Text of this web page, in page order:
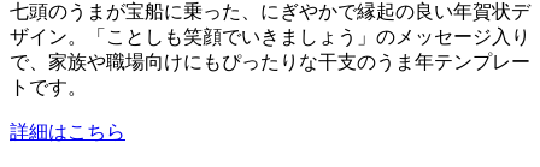
七頭のうまが宝船に乗った、にぎやかで縁起の良い年賀状デ
ザイン。「ことしも笑顔でいきましょう」のメッセージ入り
で、家族や職場向けにもぴったりな干支のうま年テンプレー
トです。
詳細はこちら